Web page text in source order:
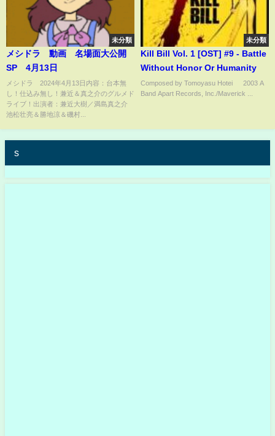
未分類
メシドラ 動画 名場面大公開
SP 4月13日
メシドラ 2024年4月13日内容：台本無
し！仕込み無し！兼近＆真之介のグルメド
ライブ！出演者：兼近大樹／満島真之介
池松壮亮＆勝地涼＆磯村...
未分類
Kill Bill Vol. 1 [OST] #9 - Battle
Without Honor Or Humanity
Composed by Tomoyasu Hotei © 2003 A
Band Apart Records, Inc./Maverick ...
s